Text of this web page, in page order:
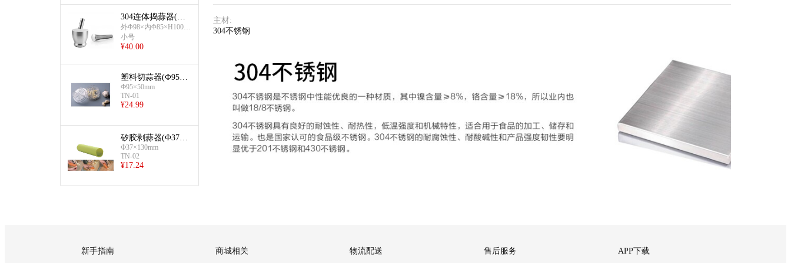
304连体捣蒜器(塑
料盖)(小号)
外Φ98×内Φ85×H100m
m×厚0.7mm;捶长135m
m;1075g
小号
¥40.00
塑料切蒜器(Ф95×5
0mm)
Ф95×50mm
TN-01
¥24.99
矽胶剥蒜器(Ф37×1
30mm)
Ф37×130mm
TN-02
¥17.24
主材:
304不锈钢
新手指南 商城相关 物流配送 售后服务 APP下载